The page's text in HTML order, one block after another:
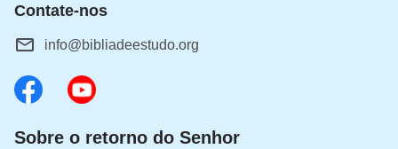
Contate-nos
info@bibliadeestudo.org
Sobre o retorno do Senhor